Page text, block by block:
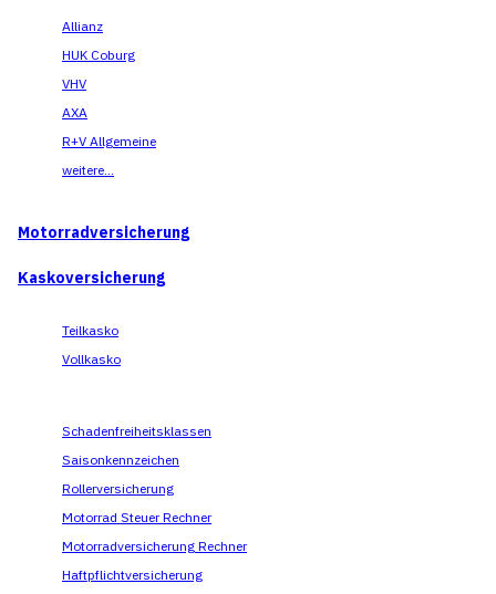
Allianz
HUK Coburg
VHV
AXA
R+V Allgemeine
weitere...
Motorradversicherung
Kaskoversicherung
Teilkasko
Vollkasko
Schadenfreiheitsklassen
Saisonkennzeichen
Rollerversicherung
Motorrad Steuer Rechner
Motorradversicherung Rechner
Haftpflichtversicherung